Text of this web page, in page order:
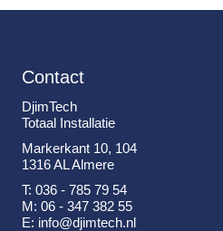
Contact
DjimTech
Totaal Installatie
Markerkant 10, 104
1316 AL Almere
T: 036 - 785 79 54
M: 06 - 347 382 55
E: info@djimtech.nl